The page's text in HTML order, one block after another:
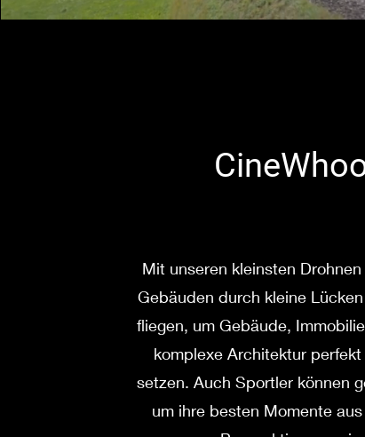
Mit unseren kleinsten
Gebäuden durch kleine
fliegen, um Gebäude,
komplexe Architektur perfekt
setzen. Auch Sportler können
um ihre besten Momente